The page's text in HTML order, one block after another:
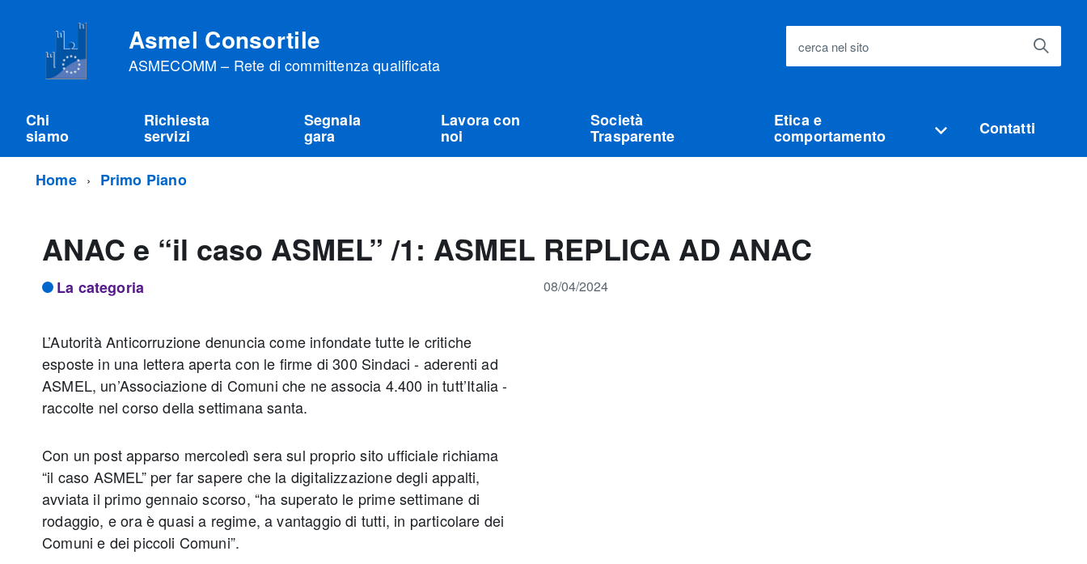
Asmel Consortile
ASMECOMM – Rete di committenza qualificata
cerca nel sito
Chi
siamo
Richiesta
servizi
Segnala
gara
Lavora con
noi
Società
Trasparente
Etica e
comportamento Contatti
Home Primo Piano
ANAC e “il caso ASMEL” /1: ASMEL REPLICA AD ANAC
La categoria 08/04/2024
L’Autorità Anticorruzione denuncia come infondate tutte le critiche
esposte in una lettera aperta con le firme di 300 Sindaci - aderenti ad
ASMEL, un’Associazione di Comuni che ne associa 4.400 in tutt’Italia -
raccolte nel corso della settimana santa.
Con un post apparso mercoledì sera sul proprio sito ufficiale richiama
“il caso ASMEL” per far sapere che la digitalizzazione degli appalti,
avviata il primo gennaio scorso, “ha superato le prime settimane di
rodaggio, e ora è quasi a regime, a vantaggio di tutti, in particolare dei
Comuni e dei piccoli Comuni”.